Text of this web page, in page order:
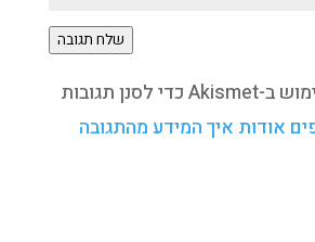
שלח תגובה
אתר זו עושה שימוש ב-Akismet כדי לסנן תגובות
אודות איך המידע מהתגובה